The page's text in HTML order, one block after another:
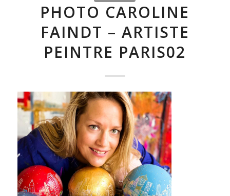
PHOTO CAROLINE
FAINDT – ARTISTE
PEINTRE PARIS02